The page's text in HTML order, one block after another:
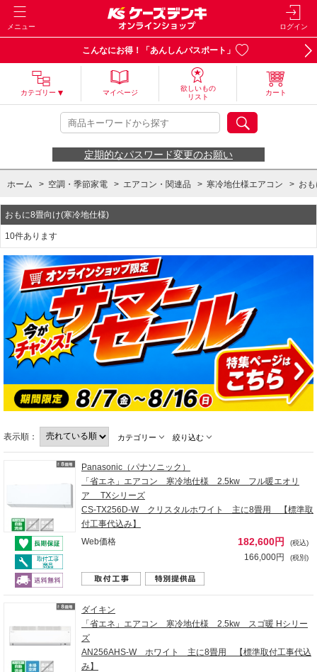
メニュー ログイン
こんなにお得！「あんしんパスポート」
カテゴリー マイページ
欲しいもの
リスト
カート
定期的なパスワード変更のお願い
ホーム > 空調・季節家電 > エアコン・関連品 > 寒冷地仕様エアコン > お
おもに8畳向け(寒冷地仕様)
10件あります
表示順： カテゴリー 絞り込む
Panasonic（パナソニック）
「省エネ」エアコン 寒冷地仕様 2.5kw フル暖エオリ
ア TXシリーズ
CS-TX256D-W クリスタルホワイト 主に8畳用 【標準取
付工事代込み】
Web価格
182,600円 (税込)
166,000円 (税別)
ダイキン
「省エネ」エアコン 寒冷地仕様 2.5kw スゴ暖 Hシリー
ズ
AN256AHS-W ホワイト 主に8畳用 【標準取付工事代込
み】